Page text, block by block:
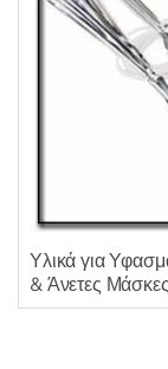
Υλικά για
& Άνετες Μάσκες